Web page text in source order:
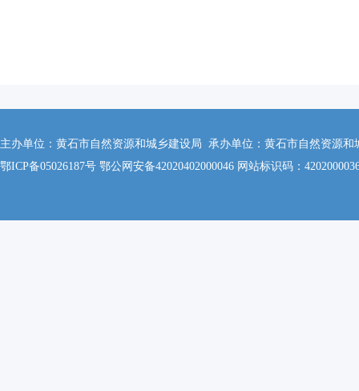
主办单位：黄石市自然资源和城乡建设局 承办单位：黄石市自然资源和
鄂ICP备05026187号 鄂公网安备42020402000046 网站标识码：